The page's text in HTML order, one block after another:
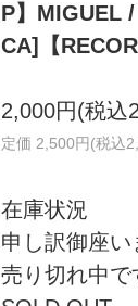
P】MIGUEL
CA]【
2,000円(税込
定価 2,500円(税込
在庫状況
申し訳御座い
売り切れ中で